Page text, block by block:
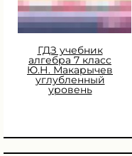
ГДЗ учебник
алгебра 7 класс
Ю.Н. Макарычев
углубленный
уровень